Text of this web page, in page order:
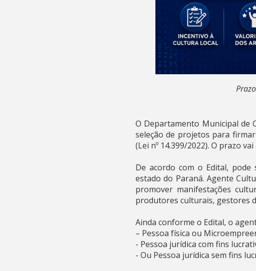
O Departamento Municipal de
seleção de projetos para
(Lei nº 14.399/2022). O prazo
De acordo com o Edital,
estado do Paraná. Agente
promover manifestações
produtores culturais, gestores
Ainda conforme o Edital, o
– Pessoa física ou
- Pessoa jurídica com fins
- Ou Pessoa jurídica sem fins